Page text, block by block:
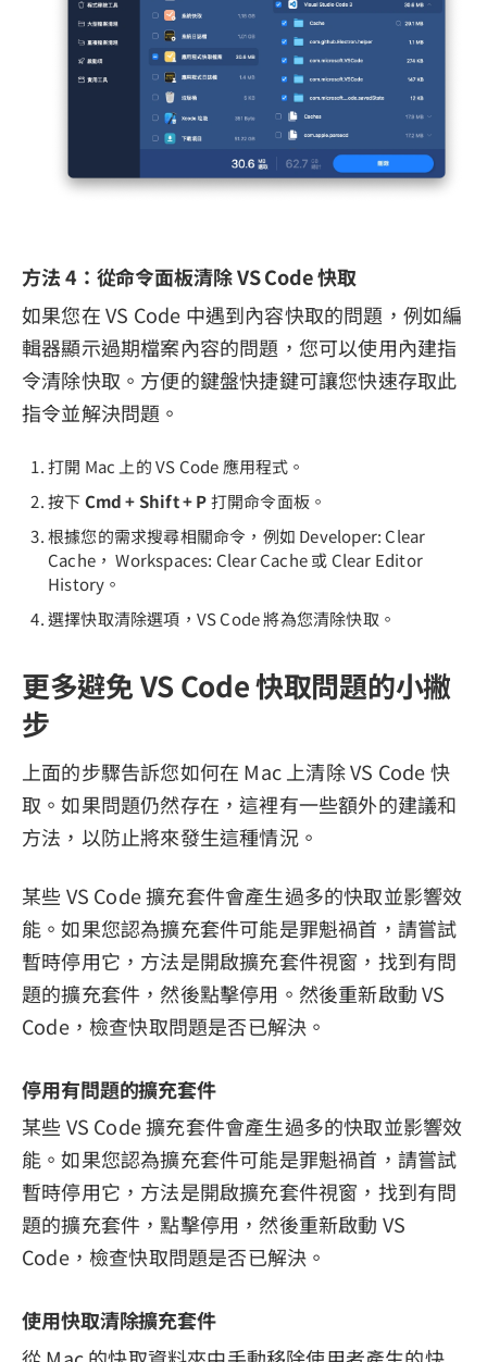
方法 4：從命令面板清除 VS Code 快取
如果您在 VS Code 中遇到內容快取的問題，例如編
輯器顯示過期檔案內容的問題，您可以使用內建指
令清除快取。方便的鍵盤快捷鍵可讓您快速存取此
指令並解決問題。
打開 Mac 上的 VS Code 應用程式。
按下Cmd + Shift + P打開命令面板。
根據您的需求搜尋相關命令，例如 Developer: Clear
Cache， Workspaces: Clear Cache 或 Clear Editor
History。
選擇快取清除選項，VS Code 將為您清除快取。
更多避免 VS Code 快取問題的小撇
步
上面的步驟告訴您如何在 Mac 上清除 VS Code 快
取。如果問題仍然存在，這裡有一些額外的建議和
方法，以防止將來發生這種情況。
某些 VS Code 擴充套件會產生過多的快取並影響效
能。如果您認為擴充套件可能是罪魁禍首，請嘗試
暫時停用它，方法是開啟擴充套件視窗，找到有問
題的擴充套件，然後點擊停用。然後重新啟動 VS
Code，檢查快取問題是否已解決。
停用有問題的擴充套件
某些 VS Code 擴充套件會產生過多的快取並影響效
能。如果您認為擴充套件可能是罪魁禍首，請嘗試
暫時停用它，方法是開啟擴充套件視窗，找到有問
題的擴充套件，點擊停用，然後重新啟動 VS
Code，檢查快取問題是否已解決。
使用快取清除擴充套件